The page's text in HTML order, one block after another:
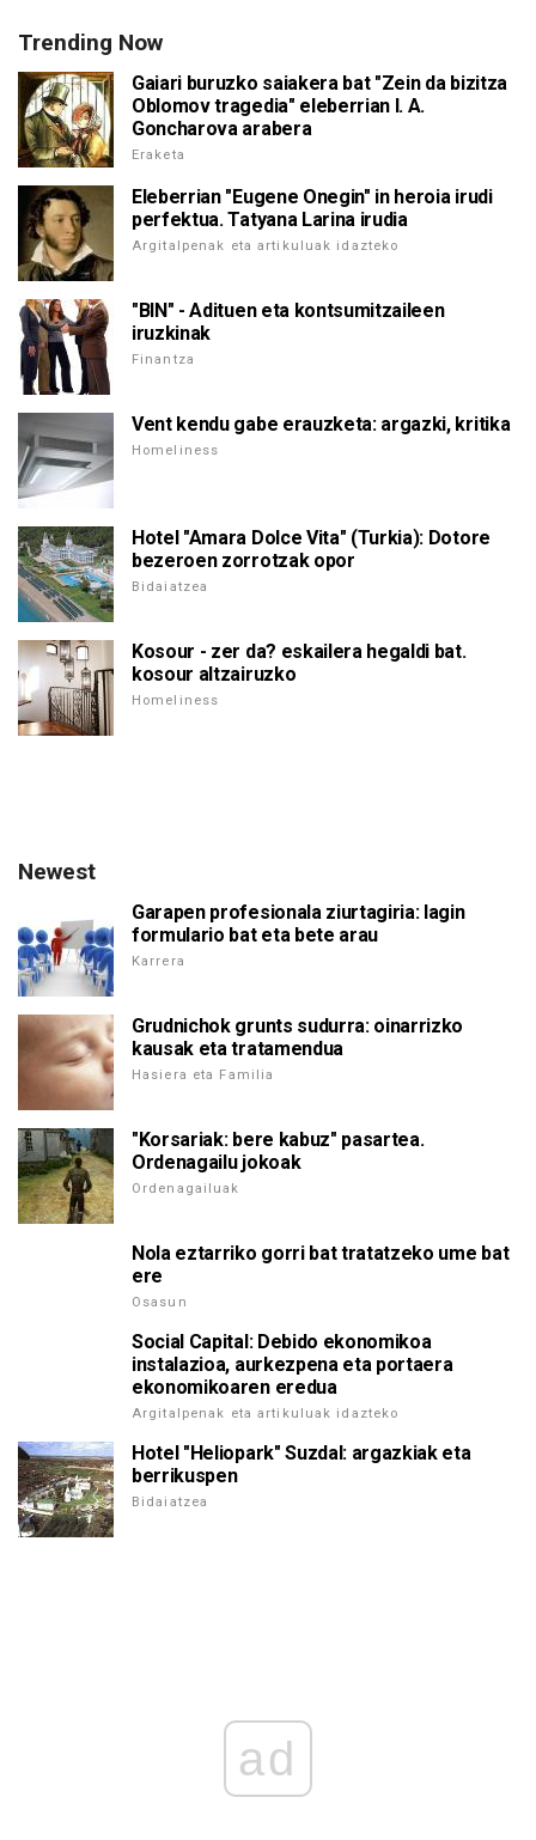
Trending Now
Gaiari buruzko saiakera bat "Zein da bizitza
Oblomov tragedia" eleberrian I. A.
Goncharova arabera
Eraketa
Eleberrian "Eugene Onegin" in heroia irudi
perfektua. Tatyana Larina irudia
Argitalpenak eta artikuluak idazteko
"BIN" - Adituen eta kontsumitzaileen
iruzkinak
Finantza
Vent kendu gabe erauzketa: argazki, kritika
Homeliness
Hotel "Amara Dolce Vita" (Turkia): Dotore
bezeroen zorrotzak opor
Bidaiatzea
Kosour - zer da? eskailera hegaldi bat.
kosour altzairuzko
Homeliness
Newest
Garapen profesionala ziurtagiria: lagin
formulario bat eta bete arau
Karrera
Grudnichok grunts sudurra: oinarrizko
kausak eta tratamendua
Hasiera eta Familia
"Korsariak: bere kabuz" pasartea.
Ordenagailu jokoak
Ordenagailuak
Nola eztarriko gorri bat tratatzeko ume bat
ere
Osasun
Social Capital: Debido ekonomikoa
instalazioa, aurkezpena eta portaera
ekonomikoaren eredua
Argitalpenak eta artikuluak idazteko
Hotel "Heliopark" Suzdal: argazkiak eta
berrikuspen
Bidaiatzea
ad